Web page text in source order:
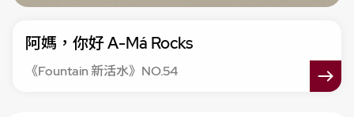
阿媽，你好 A-Má Rocks
《Fountain 新活水》NO.54